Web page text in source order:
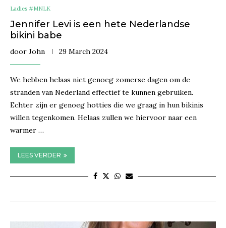
Ladies #MNLK
Jennifer Levi is een hete Nederlandse
bikini babe
door John 29 March 2024
We hebben helaas niet genoeg zomerse dagen om de
stranden van Nederland effectief te kunnen gebruiken.
Echter zijn er genoeg hotties die we graag in hun bikinis
willen tegenkomen. Helaas zullen we hiervoor naar een
warmer …
LEES VERDER